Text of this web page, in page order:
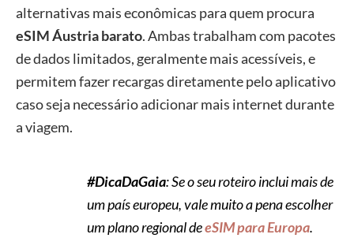
alternativas mais econômicas para quem procura
eSIM Áustria barato. Ambas trabalham com pacotes
de dados limitados, geralmente mais acessíveis, e
permitem fazer recargas diretamente pelo aplicativo
caso seja necessário adicionar mais internet durante
a viagem.
#DicaDaGaia: Se o seu roteiro inclui mais de
um país europeu, vale muito a pena escolher
um plano regional deeSIM para Europa.